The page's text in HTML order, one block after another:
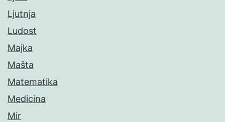
Ljutnja
Ludost
Majka
Mašta
Matematika
Medicina
Mir